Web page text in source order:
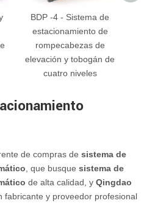
BDP -4 - Sistema de
estacionamiento de
rompecabezas de
elevación y tobogán de
cuatro niveles
de compras de sistema de
, que busque sistema de
de alta calidad, y Qingdao
fabricante y proveedor profesional